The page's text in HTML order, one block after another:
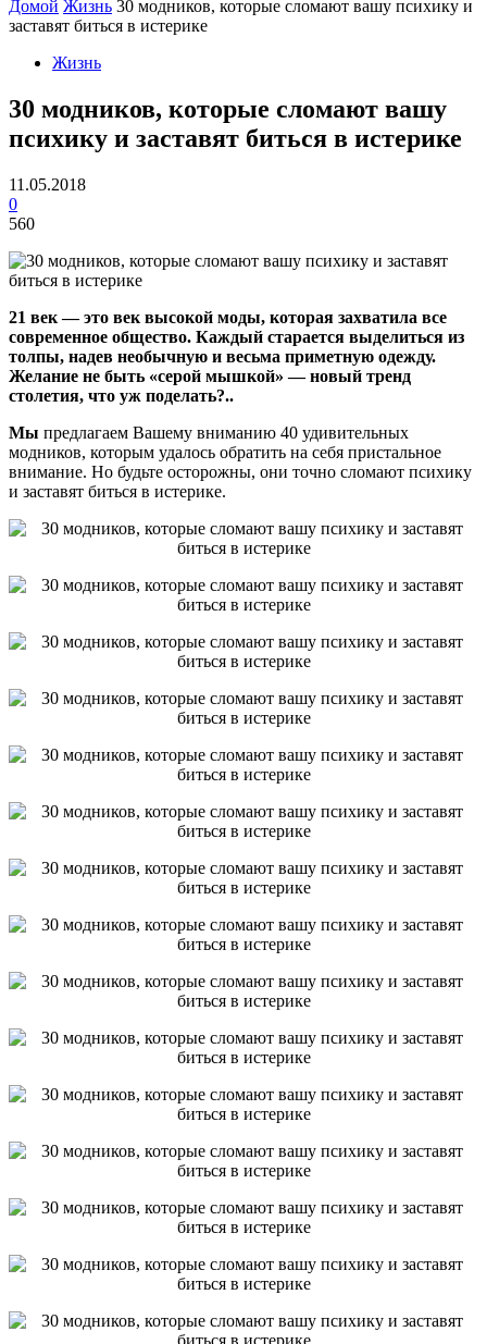
Домой Жизнь 30 модников, которые сломают вашу психику и
заставят биться в истерике
Жизнь
30 модников, которые сломают вашу
психику и заставят биться в истерике
11.05.2018
0
560
21 век — это век высокой моды, которая захватила все
современное общество. Каждый старается выделиться из
толпы, надев необычную и весьма приметную одежду.
Желание не быть «серой мышкой» — новый тренд
столетия, что уж поделать?..
Мы предлагаем Вашему вниманию 40 удивительных
модников, которым удалось обратить на себя пристальное
внимание. Но будьте осторожны, они точно сломают психику
и заставят биться в истерике.